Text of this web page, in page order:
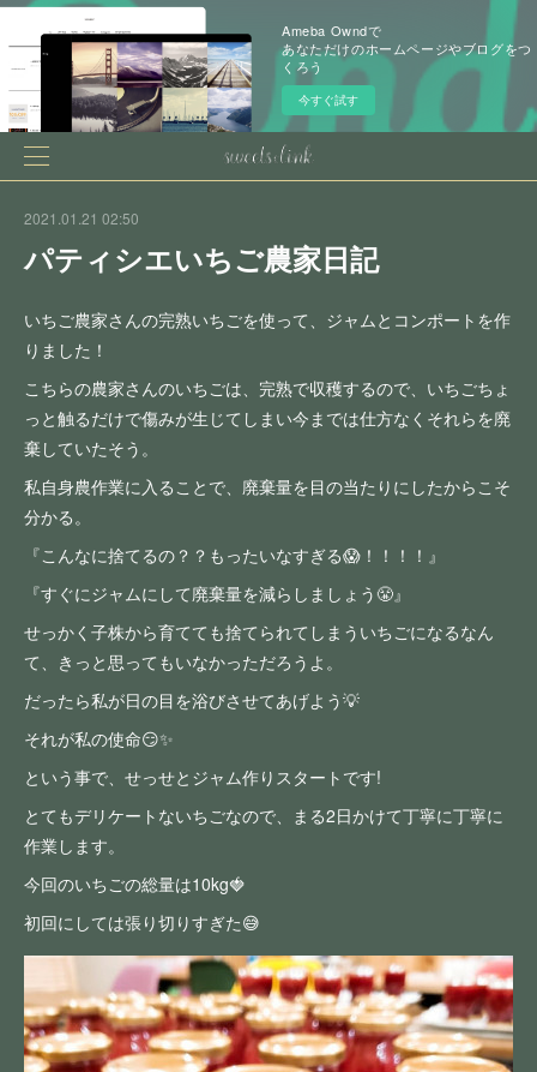
Ameba Owndで
あなただけのホームページやブログをつ
くろう
今すぐ試す
2021.01.21 02:50
パティシエいちご農家日記
いちご農家さんの完熟いちごを使って、ジャムとコンポートを作
りました！
こちらの農家さんのいちごは、完熟で収穫するので、いちごちょ
っと触るだけで傷みが生じてしまい今までは仕方なくそれらを廃
棄していたそう。
私自身農作業に入ることで、廃棄量を目の当たりにしたからこそ
分かる。
『こんなに捨てるの？？もったいなすぎる😱！！！！』
『すぐにジャムにして廃棄量を減らしましょう😤』
せっかく子株から育てても捨てられてしまういちごになるなん
て、きっと思ってもいなかっただろうよ。
だったら私が日の目を浴びさせてあげよう💡
それが私の使命😏✨
という事で、せっせとジャム作りスタートです!
とてもデリケートないちごなので、まる2日かけて丁寧に丁寧に
作業します。
今回のいちごの総量は10kg🍓
初回にしては張り切りすぎた😅